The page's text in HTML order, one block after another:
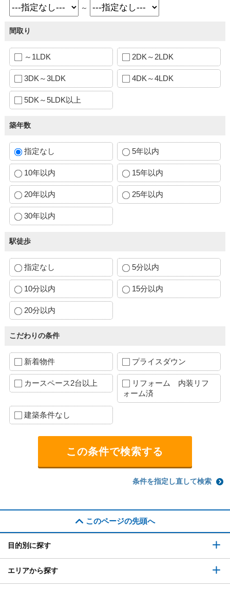
～
間取り
～1LDK 2DK～2LDK
3DK～3LDK 4DK～4LDK
5DK～5LDK以上
築年数
指定なし 5年以内
10年以内 15年以内
20年以内 25年以内
30年以内
駅徒歩
指定なし 5分以内
10分以内 15分以内
20分以内
こだわりの条件
新着物件 プライスダウン
カースペース2台以上
リフォーム 内装リフ
ォーム済
建築条件なし
条件を指定し直して検索
このページの先頭へ
目的別に探す
エリアから探す